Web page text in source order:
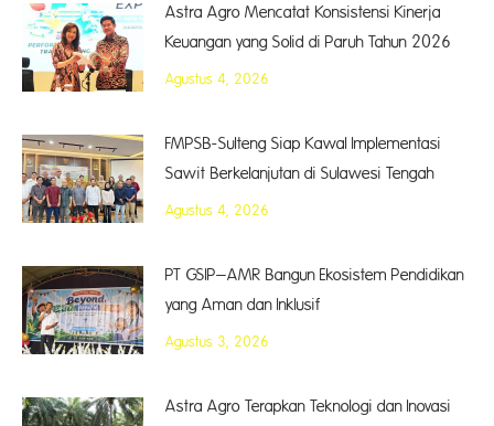
Astra Agro Mencatat Konsistensi Kinerja
Keuangan yang Solid di Paruh Tahun 2026
Agustus 4, 2026
FMPSB-Sulteng Siap Kawal Implementasi
Sawit Berkelanjutan di Sulawesi Tengah
Agustus 4, 2026
PT GSIP–AMR Bangun Ekosistem Pendidikan
yang Aman dan Inklusif
Agustus 3, 2026
Astra Agro Terapkan Teknologi dan Inovasi